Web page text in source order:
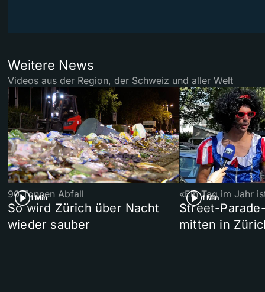
Weitere News
Videos aus der Region, der Schweiz und aller Welt
1 Min
90 Tonnen Abfall
So wird Zürich über Nacht
wieder sauber
1 Min
«Ein Tag im Jahr
Street-
mitten in